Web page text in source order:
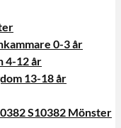
0-3 år
4-12 år
13-18 år